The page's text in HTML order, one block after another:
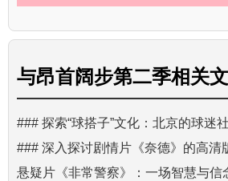
与昂首阔步第二季相关
### 探索“球搭子”文化：北京的球迷
### 深入探讨剧情片《奈德》的高清
悬疑片《非常警察》：一场智慧与信